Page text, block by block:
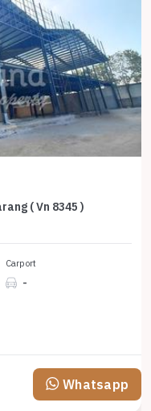
( Vn 8345 )
Carport
-
Whatsapp